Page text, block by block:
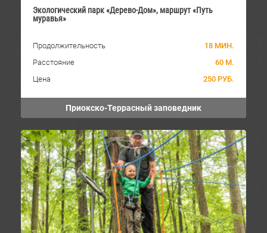
Экологический парк «Дерево-Дом», маршрут «Путь
муравья»
Продолжительность
18 МИН.
Расстояние
60 М.
Цена
250 РУБ.
Приокско-Террасный заповедник